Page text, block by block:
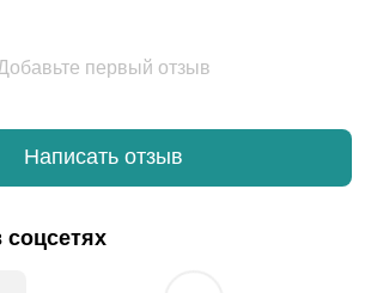
первый отзыв
Написать отзыв